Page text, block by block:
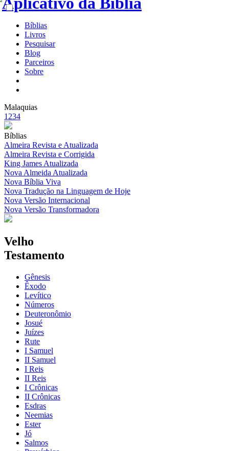
Bíblias
Livros
Pesquisar
Blog
Parceiros
Sobre
Malaquias
1 234
Bíblias
Almeira Revista e Atualizada
Almeira Revista e Corrigida
King James Atualizada
Nova Almeida Atualizada
Nova Bíblia Viva
Nova Tradução na Linguagem de Hoje
Nova Versão Internacional
Nova Versão Transformadora
Velho
Testamento
Gênesis
Êxodo
Levítico
Números
Deuteronômio
Josué
Juízes
Rute
I Samuel
II Samuel
I Reis
II Reis
I Crônicas
II Crônicas
Esdras
Neemias
Ester
Jó
Salmos